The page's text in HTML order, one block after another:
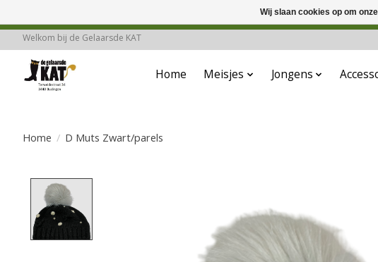
Welkom bij de Gelaarsde KAT
Home Meisjes Jongens
Home / D Muts Zwart/parels
Wij slaan cookies op om
Deze winkel is in aanbouw.